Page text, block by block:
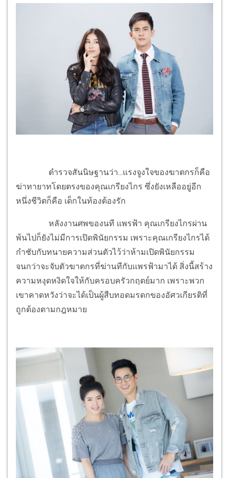
ตำรวจสันนิษฐานว่า...แรงจูงใจของฆาตกรก็คือ
ฆ่าทายาทโดยตรงของคุณเกรียงไกร ซึ่งยังเหลืออยู่อีก
หนึ่งชีวิตก็คือ เด็กในท้องต้องรัก
หลังงานศพของนที แพรฟ้า คุณเกรียงไกรผ่าน
พ้นไปก็ยังไม่มีการเปิดพินัยกรรม เพราะคุณเกรียงไกรได้
กำชับกับทนายความส่วนตัวไว้ว่าห้ามเปิดพินัยกรรม
จนกว่าจะจับตัวฆาตกรที่ฆ่านทีกับแพรฟ้ามาได้ สิ่งนี้สร้าง
ความหงุดหงิดใจให้กับครอบครัวกฤตย์มาก เพราะพวก
เขาคาดหวังว่าจะได้เป็นผู้สืบทอดมรดกของอัศวเกียรติที่
ถูกต้องตามกฎหมาย